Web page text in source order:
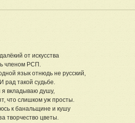
от искусства
членом РСП.
язык отнюдь не русский,
рад такой судьбе.
я вкладываю душу,
что слишком уж просты.
к банальщине и кушу
творчество цветы.